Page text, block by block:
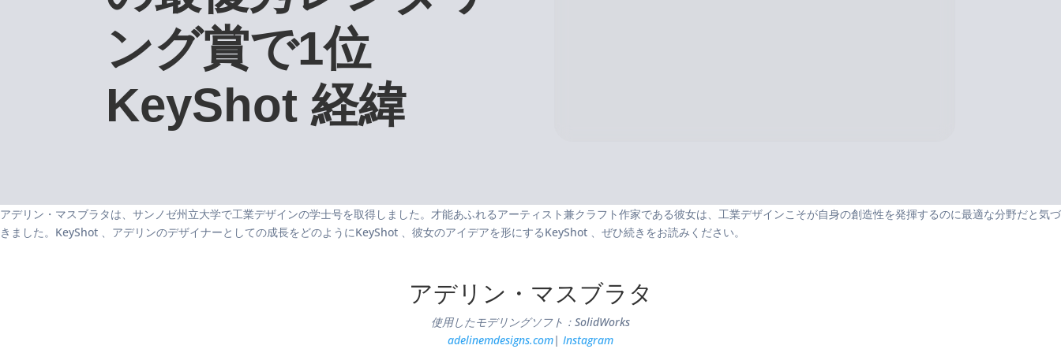
ング賞で1位
KeyShot 経緯
アデリン・マスブラタは、サンノゼ州立大学で工業デザインの学士号を取得しました。才能あふれるアーティスト兼クラフト作家である彼女は、工業デザインこそが自身の創造性を発揮するのに最適な分野だと気づ
きました。KeyShot 、アデリンのデザイナーとしての成長をどのようにKeyShot 、彼女のアイデアを形にするKeyShot 、ぜひ続きをお読みください。
アデリン・マスブラタ
使用したモデリングソフト：SolidWorks
adelinemdesigns.com| Instagram